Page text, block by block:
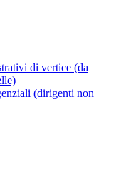
di vertice (da
(dirigenti non